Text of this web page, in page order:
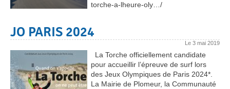
torche-a-lheure-oly…/
JO PARIS 2024
Le 3 mai 2019
La Torche officiellement candidate
pour accueillir l’épreuve de surf lors
des Jeux Olympiques de Paris 2024*.
La Mairie de Plomeur, la Communauté